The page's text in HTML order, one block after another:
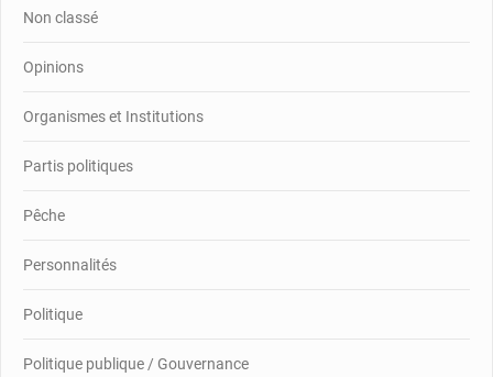
Non classé
Opinions
Organismes et Institutions
Partis politiques
Pêche
Personnalités
Politique
Politique publique / Gouvernance